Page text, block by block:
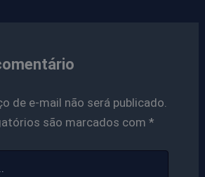
de e-mail não será publicado.
são marcados com *